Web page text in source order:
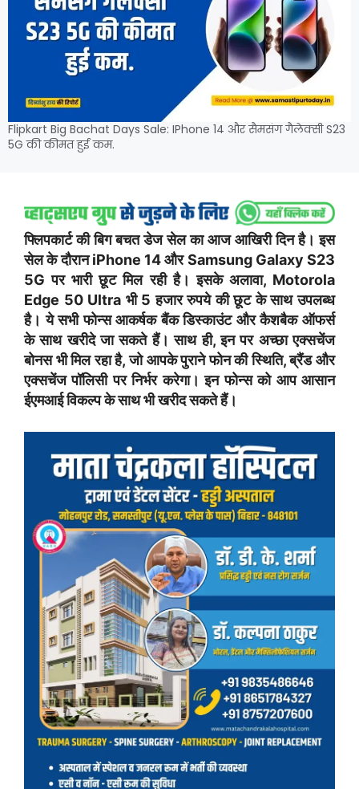
Flipkart Big Bachat Days Sale: IPhone 14 और सैमसंग गैलेक्सी S23
5G की कीमत हुई कम.
फ्लिपकार्ट की बिग बचत डेज सेल का आज आखिरी दिन है। इस
सेल के दौरान iPhone 14 और Samsung Galaxy S23
5G पर भारी छूट मिल रही है। इसके अलावा, Motorola
Edge 50 Ultra भी 5 हजार रुपये की छूट के साथ उपलब्ध
है। ये सभी फोन्स आकर्षक बैंक डिस्काउंट और कैशबैक ऑफर्स
के साथ खरीदे जा सकते हैं। साथ ही, इन पर अच्छा एक्सचेंज
बोनस भी मिल रहा है, जो आपके पुराने फोन की स्थिति, ब्रैंड और
एक्सचेंज पॉलिसी पर निर्भर करेगा। इन फोन्स को आप आसान
ईएमआई विकल्प के साथ भी खरीद सकते हैं।